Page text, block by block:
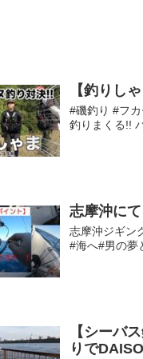
【釣りし
#磯釣り #フ
釣りまくる!!
志摩沖に
志摩沖ジギン
#海へ#男の夢
【シーバ
りで